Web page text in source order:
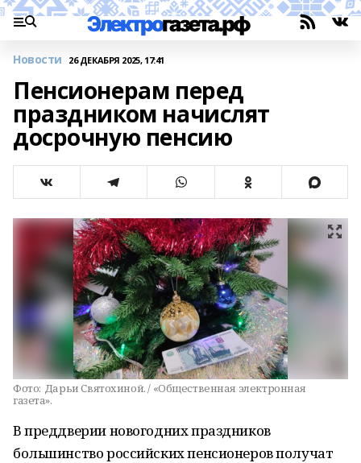
Новости 26 ДЕКАБРЯ 2025, 17:41
Пенсионерам перед
праздником начислят
досрочную пенсию
Фото: Дарьи Святохиной. / «Общественная электронная
газета».
В преддверии новогодних праздников
большинство российских пенсионеров получат